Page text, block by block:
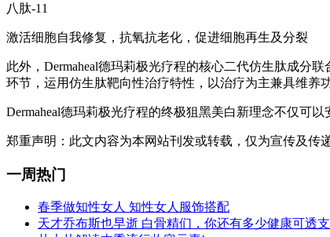
八肽-11
激活细胞自我修复，抗氧抗老化，促进细胞再生及分裂
此外，Dermaheal德玛莉极光疗程的核心二代仿生肽成分
环节，运用仿生肽靶向性治疗特性，以治疗为主兼具维养
Dermaheal德玛莉极光疗程的终极狙黑美白新理念不仅可
郑重声明： 此文内容为本网站刊发或转载，仅为宣传及传
一周热门
春季做知性女人 知性女人服饰搭配
天才乔布斯也早逝 白骨精们，你还有多少健康可透支